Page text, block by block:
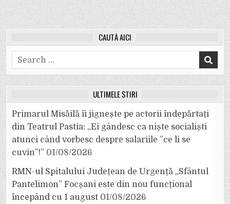
CAUTĂ AICI
Search
for:
ULTIMELE ȘTIRI
Primarul Misăilă îi jignește pe actorii îndepărtați
din Teatrul Pastia: „Ei gândesc ca niște socialiști
atunci când vorbesc despre salariile ”ce li se
cuvin”!” 01/08/2026
RMN-ul Spitalului Județean de Urgență „Sfântul
Pantelimon” Focșani este din nou funcțional
începând cu 1 august 01/08/2026